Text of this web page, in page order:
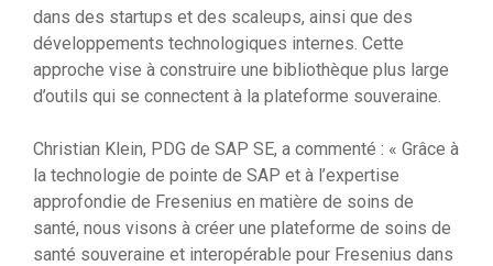
dans des startups et des scaleups, ainsi que des
développements technologiques internes. Cette
approche vise à construire une bibliothèque plus large
d’outils qui se connectent à la plateforme souveraine.
Christian Klein, PDG de SAP SE, a commenté : « Grâce à
la technologie de pointe de SAP et à l’expertise
approfondie de Fresenius en matière de soins de
santé, nous visons à créer une plateforme de soins de
santé souveraine et interopérable pour Fresenius dans